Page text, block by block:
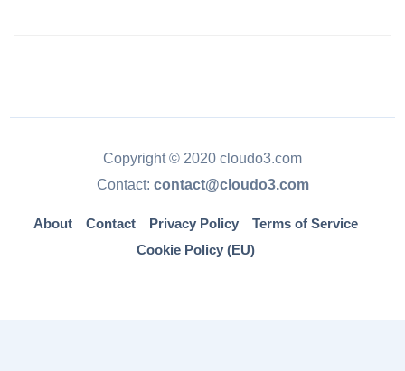
Copyright © 2020 cloudo3.com
Contact: contact@cloudo3.com
About Contact Privacy Policy
Terms of Service
Cookie Policy (EU)